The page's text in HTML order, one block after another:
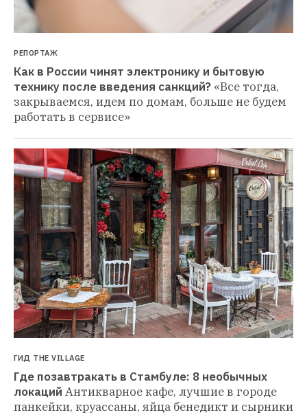
РЕПОРТАЖ
Как в России чинят электронику и бытовую
технику после введения санкций? «Все тогда,
закрываемся, идем по домам, больше не будем
работать в сервисе»
ГИД THE VILLAGE
Где позавтракать в Стамбуле: 8 необычных
локаций Антикварное кафе, лучшие в городе
панкейки, круассаны, яйца бенедикт и сырники